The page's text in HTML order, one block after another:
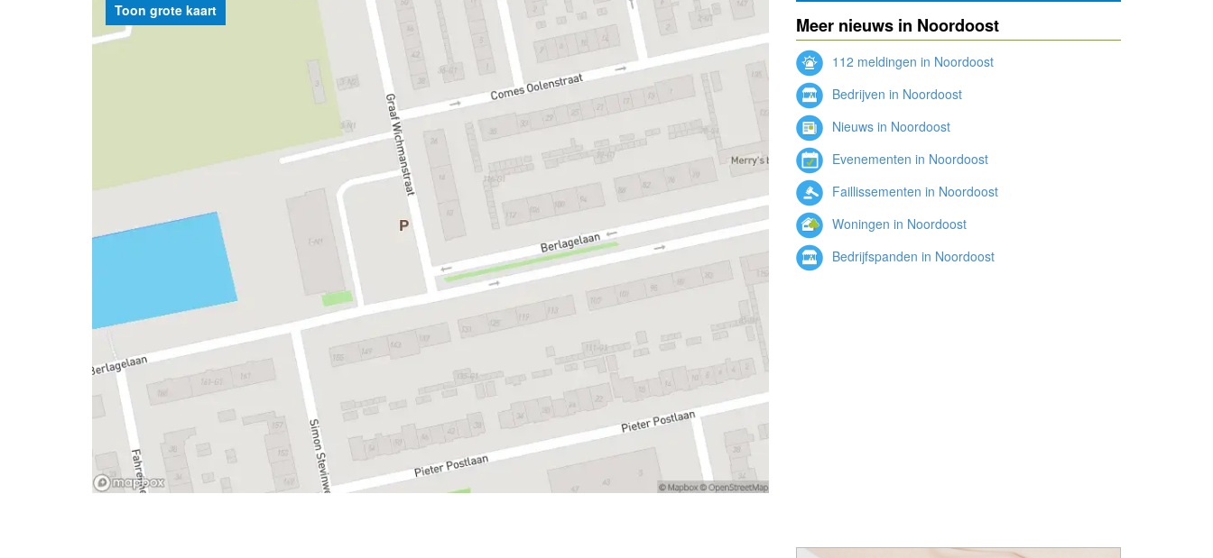
Toon grote kaart
Meer nieuws in Noordoost
112 meldingen in Noordoost
Bedrijven in Noordoost
Nieuws in Noordoost
Evenementen in Noordoost
Faillissementen in Noordoost
Woningen in Noordoost
Bedrijfspanden in Noordoost